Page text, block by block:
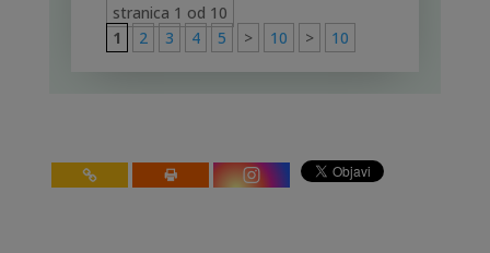
stranica 1 od 10
1
2 3 4 5 > 10 > 10